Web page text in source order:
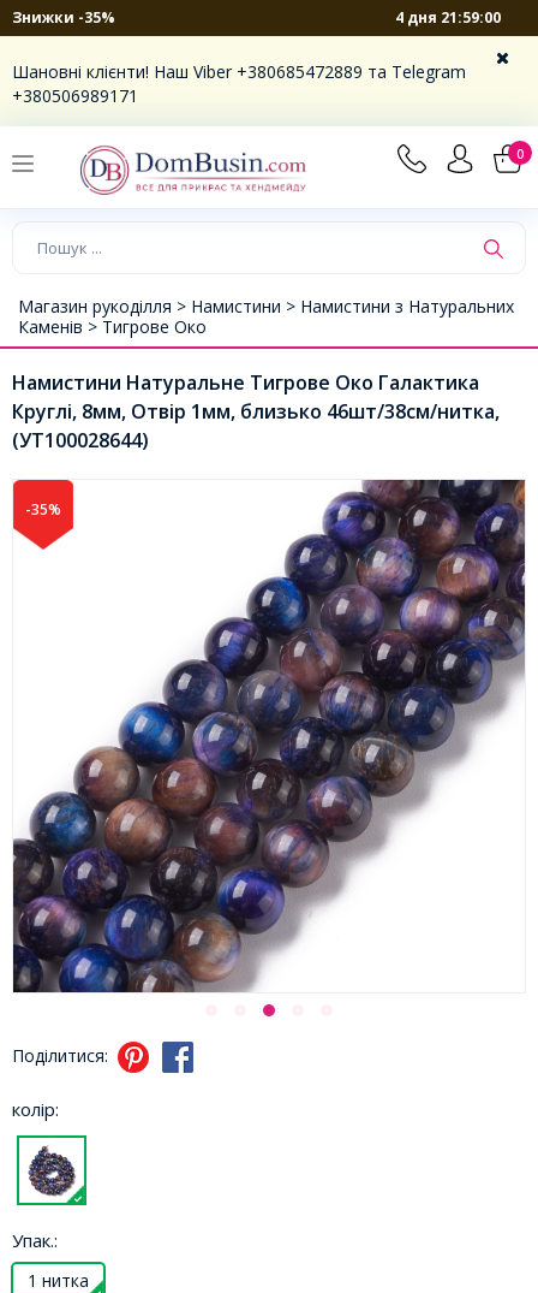
Знижки -35% 4 дня 21:59:00
Шановні клієнти! Наш Viber +380685472889 та Telegram
+380506989171
0
Магазин рукоділля > Намистини > Намистини з Натуральних
Каменів > Тигрове Око
Намистини Натуральне Тигрове Око Галактика
Круглі, 8мм, Отвір 1мм, близько 46шт/38см/нитка,
(УТ100028644)
-35%
Поділитися:
колір:
Упак.:
1 нитка